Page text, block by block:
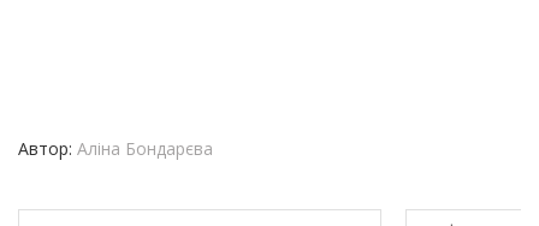
Автор: Аліна Бондарєва